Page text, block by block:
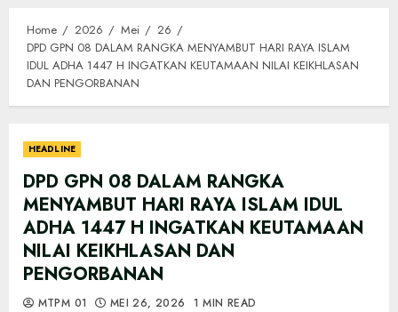
Home 2026 Mei
26
DPD GPN 08 DALAM RANGKA MENYAMBUT HARI RAYA ISLAM
IDUL ADHA 1447 H INGATKAN KEUTAMAAN NILAI KEIKHLASAN
DAN PENGORBANAN
HEADLINE
DPD GPN 08 DALAM RANGKA
MENYAMBUT HARI RAYA ISLAM IDUL
ADHA 1447 H INGATKAN KEUTAMAAN
NILAI KEIKHLASAN DAN
PENGORBANAN
MTPM 01 MEI 26, 2026 1 MIN READ